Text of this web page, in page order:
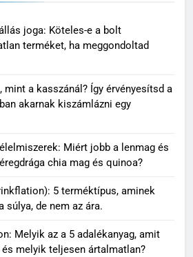
joga: Köteles-e a bolt
terméket, ha meggondoltad
mint a kasszánál? Így érvényesítsd a
akarnak kiszámlázni egy
Miért jobb a lenmag és
chia mag és quinoa?
5 terméktípus, aminek
de nem az ára.
Melyik az a 5 adalékanyag, amit
melyik teljesen ártalmatlan?